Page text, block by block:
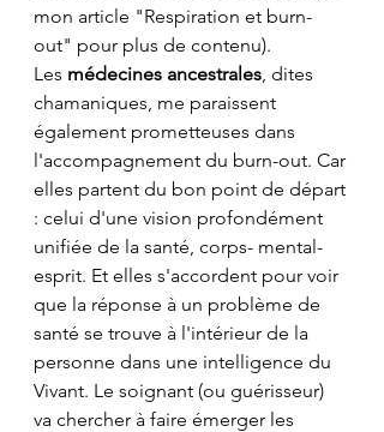
mon article "Respiration et burn-
out" pour plus de contenu).
Les médecines ancestrales, dites
chamaniques, me paraissent
également prometteuses dans
l'accompagnement du burn-out. Car
elles partent du bon point de départ
: celui d'une vision profondément
unifiée de la santé, corps- mental-
esprit. Et elles s'accordent pour voir
que la réponse à un problème de
santé se trouve à l'intérieur de la
personne dans une intelligence du
Vivant. Le soignant (ou guérisseur)
va chercher à faire émerger les